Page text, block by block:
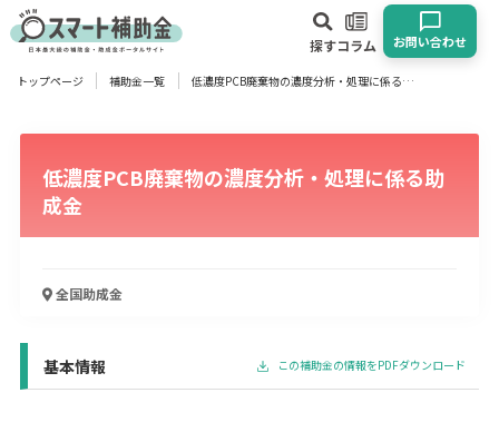
探すコラム お問い合わせ
対象
企業 団体 個人 その他
エリア
物流・運輸業 情報通信業 卸売･小売業
飲食業
建設･不動産業
サービス業 医療･福祉 農業･林業
漁業
トップページ 補助金一覧 低濃度PCB廃棄物の濃度分析・処理に係る助成金
低濃度PCB廃棄物の濃度分析・処理に係る助
成金
全国助成金
基本情報 この補助金の情報をPDFダウンロード